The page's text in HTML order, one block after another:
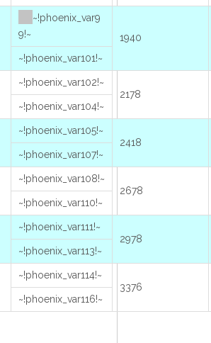
~!phoenix_var9
9!~
1940
~!phoenix_var101!~
~!phoenix_var102!~
2178
~!phoenix_var104!~
~!phoenix_var105!~
2418
~!phoenix_var107!~
~!phoenix_var108!~
2678
~!phoenix_var110!~
~!phoenix_var111!~
2978
~!phoenix_var113!~
~!phoenix_var114!~
3376
~!phoenix_var116!~